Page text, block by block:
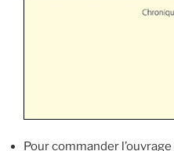
Pour commander